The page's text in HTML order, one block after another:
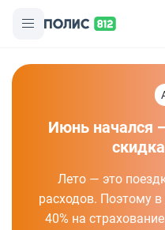
Июнь начался
Лето — это
расходов. Поэтому
40% на